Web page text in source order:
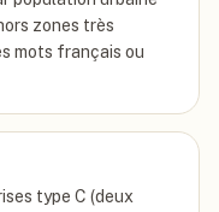
zones très
mots français ou
type C (deux